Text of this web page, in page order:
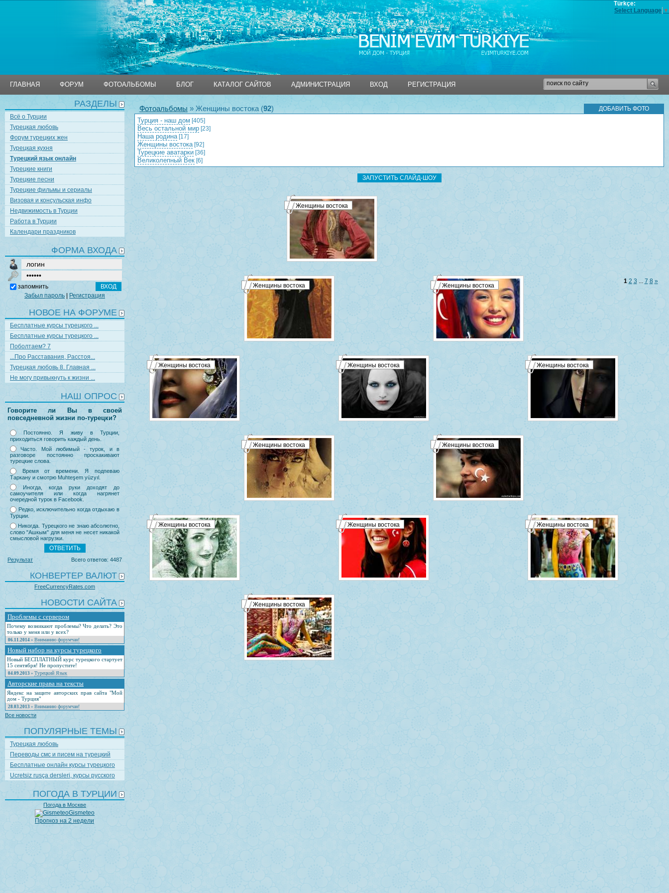
Türkçe:
Select Language ▼
ГЛАВНАЯ ФОРУМ
ФОРУМ
ФОТОАЛЬБОМЫ
ФОТОАЛЬБОМЫ
БЛОГ КАТАЛОГ САЙТОВ
КАТАЛОГ САЙТОВ
АДМИНИСТРАЦИЯ ВХОД РЕГИСТРАЦИЯ
РАЗДЕЛЫ
Всё о Турции
Турецкая любовь
Форум турецких жен
Турецкая кухня
Турецкий язык онлайн
Турецкие книги
Турецкие песни
Турецкие фильмы и сериалы
Визовая и консульская инфо
Недвижимость в Турции
Работа в Турции
Календари праздников
ФОРМА ВХОДА
запомнить
Забыл пароль
Регистрация
НОВОЕ НА ФОРУМЕ
Бесплатные курсы турецкого ...
Бесплатные курсы турецкого ...
Поболтаем? 7
...Про Расставания, Расстоя...
Турецкая любовь 8. Главная ...
Не могу привыкнуть к жизни ...
НАШ ОПРОС
Говорите ли Вы в своей
повседневной жизни по-турецки?
Постоянно. Я живу в Турции,
приходиться говорить каждый день.
Часто. Мой любимый - турок, и в
разговоре постоянно проскакивают
турецкие слова.
Время от времени. Я подпеваю
Таркану и смотрю Muhteşem yüzyıl.
Иногда, когда руки доходят до
самоучителя или когда нагрянет
очередной турок в Facebook.
Редко, исключительно когда отдыхаю в
Турции.
Никогда. Турецкого не знаю абсолютно,
слово "Ашкым" для меня не несет никакой
смысловой нагрузки.
Результат Всего ответов: 4487
КОНВЕРТЕР ВАЛЮТ
FreeCurrencyRates.com
НОВОСТИ САЙТА
Проблемы с сервером
Почему возникают проблемы? Что делать? Это
только у меня или у всех?
06.11.2014 » Вниманию форумчан!
Новый набор на курсы турецкого
Новый БЕСПЛАТНЫЙ курс турецкого стартует
15 сентября! Не пропустите!
04.09.2013 » Турецкий Язык
Авторские права на тексты
Яндекс на защите авторских прав сайта "Мой
дом - Турция"
28.03.2013 » Вниманию форумчан!
Все новости
ПОПУЛЯРНЫЕ ТЕМЫ
Турецкая любовь
Переводы смс и писем на турецкий
Бесплатные онлайн курсы турецкого
Ucretsiz rusça dersleri, курсы русского
ПОГОДА В ТУРЦИИ
Погода в Москве
Gismeteo
Прогноз на 2 недели
Фотоальбомы » Женщины востока (92) ДОБАВИТЬ ФОТО
Турция - наш дом [405]
Весь остальной мир [23]
Наша родина [17]
Женщины востока [92]
Турецкие аватарки [36]
Великолепный Век [6]
Женщины востока
Женщины востока Женщины востока
Женщины востока Женщины востока Женщины востока
Женщины востока Женщины востока
Женщины востока Женщины востока Женщины востока
Женщины востока
1 2 3 ... 7 8 »